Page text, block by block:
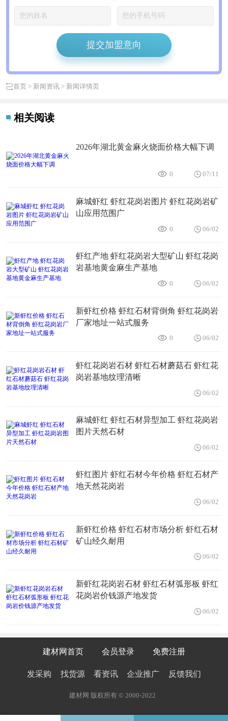
提交加盟意向
首页> 新闻资讯> 新闻详情页
相关阅读
2026年湖北黄金麻火烧面价格大幅下调
0 07/11
麻城虾红 虾红花岗岩图片 虾红花岗岩矿
山应用范围广
0 06/02
虾红产地 虾红花岗岩大型矿山 虾红花岗
岩基地黄金麻生产基地
0 06/02
新虾红价格 虾红石材背倒角 虾红花岗岩
厂家地址一站式服务
0 06/02
虾红花岗岩石材 虾红石材蘑菇石 虾红花
岗岩基地纹理清晰
06/02
麻城虾红 虾红石材异型加工 虾红花岗岩
图片天然石材
06/02
虾红图片 虾红石材今年价格 虾红石材产
地天然花岗岩
06/02
新虾红价格 虾红石材市场分析 虾红石材
矿山经久耐用
06/02
新虾红花岗岩石材 虾红石材弧形板 虾红
花岗岩价钱源产地发货
06/02
建材网首页 会员登录 免费注册
发采购 找货源 看资讯 企业推广 反馈我们
建材网 版权所有 © 2000-2022